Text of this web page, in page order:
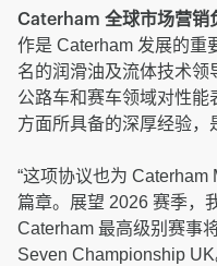
Caterham 全球市场营销
作是 Caterham 发展的重
名的润滑油及流体技术领
公路车和赛车领域对性能
方面所具备的深厚经验，
“这项协议也为 Caterham
篇章。展望 2026 赛季，
Caterham 最高级别赛事
Seven Championship UK